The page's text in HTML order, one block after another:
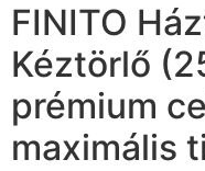
FINITO
Kéztörlő
prémium
maximális